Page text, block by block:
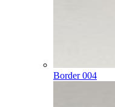
Border 004